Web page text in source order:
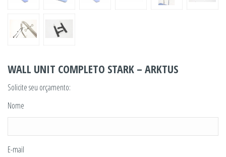
WALL UNIT COMPLETO STARK – ARKTUS
Solicite seu orçamento:
Nome
E-mail